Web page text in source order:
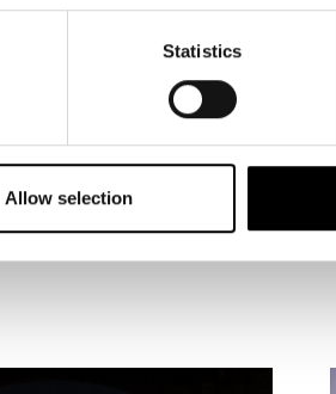
Statistics
Allow selection
är i full gång, och glädjen i
– nu växer föreställningen
Änglagård har premiär den 17
Tisdagen den 19.5 kl 12
till föreställningarna 2027.